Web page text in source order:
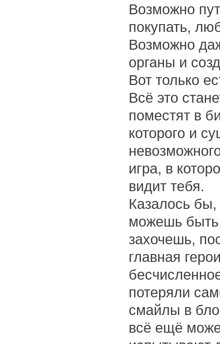
Возможно
покупать,
Возможно
органы и
Вот только
Всё это
поместят в
которого и
игра, в
видит тебя.
Казалось бы,
можешь быть
захочешь,
главная
потеряли
смайлы в
всё ещё